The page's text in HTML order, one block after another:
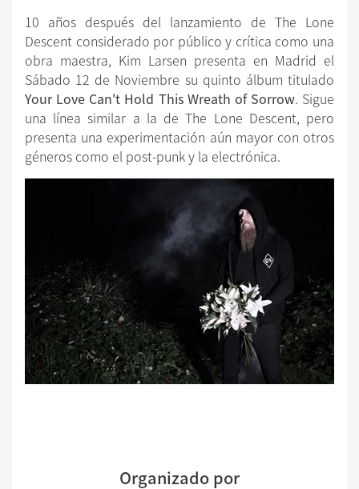
10 años después del lanzamiento de The Lone
Descent considerado por público y crítica como una
obra maestra, Kim Larsen presenta en Madrid el
Sábado 12 de Noviembre su quinto álbum titulado
Your Love Can't Hold This Wreath of Sorrow. Sigue
una línea similar a la de The Lone Descent, pero
presenta una experimentación aún mayor con otros
géneros como el post-punk y la electrónica.
Organizado por